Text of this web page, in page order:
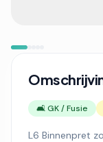
🛋️ GK / Fusie
L6 Binnenpret